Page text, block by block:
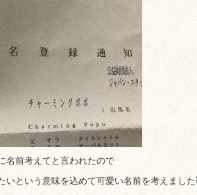
名前考えてと言われたので
いという意味を込めて可愛い名前を考えまし